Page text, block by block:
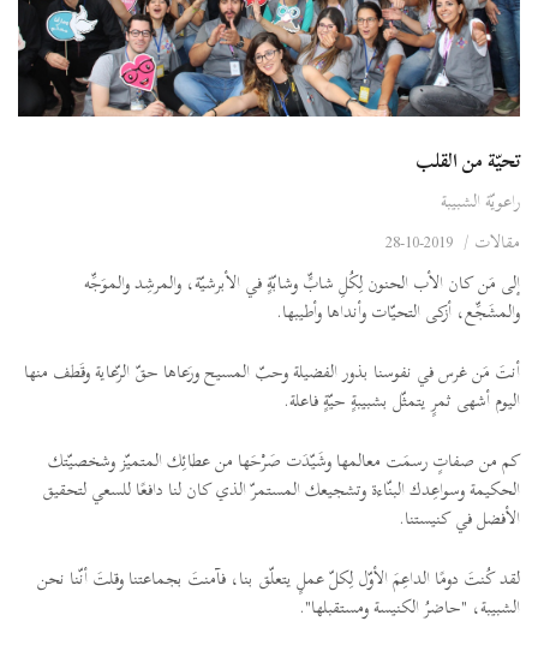
تحيّة من القلب
راعويّة الشبيبة
مقالات /
إلى مَن كان الأب الحنون لِكُلِ شابٍّ وشابّةٍ في الأبرشيّة، والمرشِد والموَجِّه
والمشَجِّع، أزكى التحيّات وأنداها وأطيبها.
أنتَ مَن غرس في نفوسنا بذور الفضيلة وحبّ المسيح ورَعاها حقّ الرّعاية وقَطف منها
اليوم أشهى ثمرٍ يتمثّل بشبيبةٍ حيّةٍ فاعلة.
كم من صفاتٍ رسمَت معالمها وشَيّدَت صَرْحَها من عطائِك المتميّز وشخصيّتك
الحكيمة وسواعِدك البنّاءة وتشجيعك المستمرّ الذي كان لنا دافعًا للسعي لتحقيق
الأفضل في كنيستنا.
لقد كُنتَ دومًا الداعِمَ الأوّل لِكلّ عملٍ يتعلّق بنا، فآمنتَ بجماعتنا وقلتَ أنّنا نحن
الشبيبة، "حاضرُ الكنيسة ومستقبلها".